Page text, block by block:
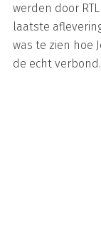
werden door
laatste
was te zien hoe
de echt verbond.